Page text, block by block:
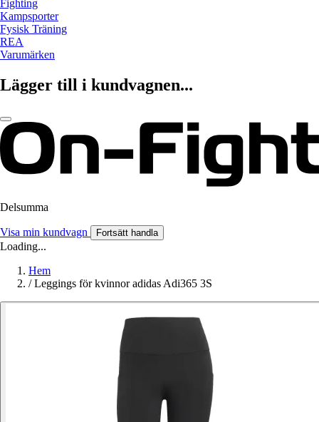
Fighting
Kampsporter
Fysisk Träning
REA
Varumärken
Lägger till i kundvagnen...
Delsumma
Visa min kundvagn Fortsätt handla
Loading...
Hem
/ Leggings för kvinnor adidas Adi365 3S